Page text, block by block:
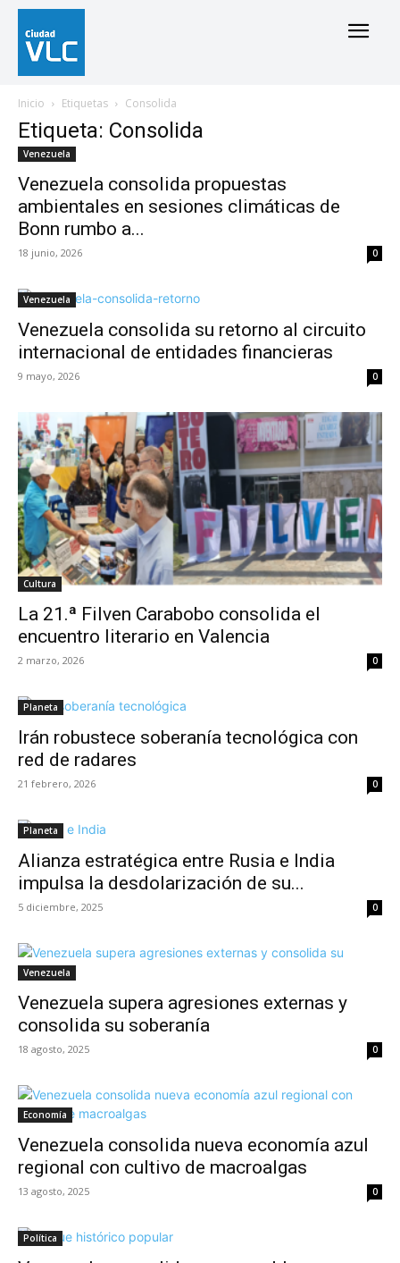
Inicio Etiquetas Consolida
Etiqueta: Consolida
Venezuela
Venezuela consolida propuestas
ambientales en sesiones climáticas de
Bonn rumbo a...
18 junio, 2026 0
Venezuela
Venezuela consolida su retorno al circuito
internacional de entidades financieras
9 mayo, 2026 0
Cultura
La 21.ª Filven Carabobo consolida el
encuentro literario en Valencia
2 marzo, 2026 0
Planeta
Irán robustece soberanía tecnológica con
red de radares
21 febrero, 2026 0
Planeta
Alianza estratégica entre Rusia e India
impulsa la desdolarización de su...
5 diciembre, 2025 0
Venezuela
Venezuela supera agresiones externas y
consolida su soberanía
18 agosto, 2025 0
Economía
Venezuela consolida nueva economía azul
regional con cultivo de macroalgas
13 agosto, 2025 0
Política